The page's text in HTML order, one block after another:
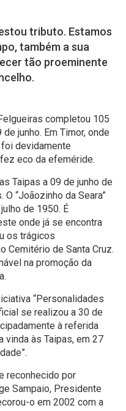
tributo. Estamos
também a sua
tão proeminente
completou 105
junho. Em Timor, onde
devidamente
eco da efeméride.
Taipas a 09 de junho de
“Joãozinho da Seara”
de 1950. É
onde já se encontra
os trágicos
Cemitério de Santa Cruz.
na promoção da
“Personalidades
se realizou a 30 de
à referida
vinda às Taipas, em 27
reconhecido por
Sampaio, Presidente
o em 2002 com a